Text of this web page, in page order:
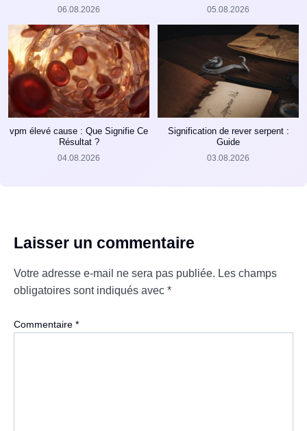
06.08.2026 05.08.2026
vpm élevé cause : Que Signifie Ce
Résultat ?
04.08.2026
Signification de rever serpent :
Guide
03.08.2026
Laisser un commentaire
Votre adresse e-mail ne sera pas publiée. Les champs
obligatoires sont indiqués avec *
Commentaire *